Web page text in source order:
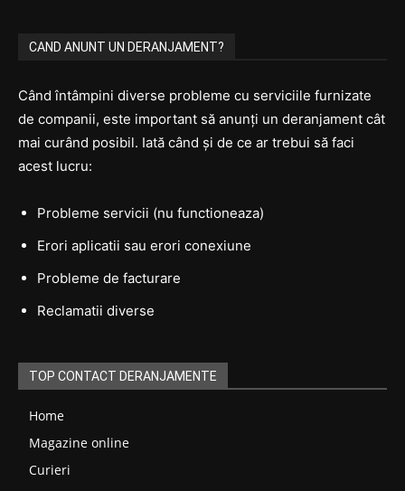
CAND ANUNT UN DERANJAMENT?
Când întâmpini diverse probleme cu serviciile furnizate
de companii, este important să anunți un deranjament cât
mai curând posibil. Iată când și de ce ar trebui să faci
acest lucru:
Probleme servicii (nu functioneaza)
Erori aplicatii sau erori conexiune
Probleme de facturare
Reclamatii diverse
TOP CONTACT DERANJAMENTE
Home
Magazine online
Curieri